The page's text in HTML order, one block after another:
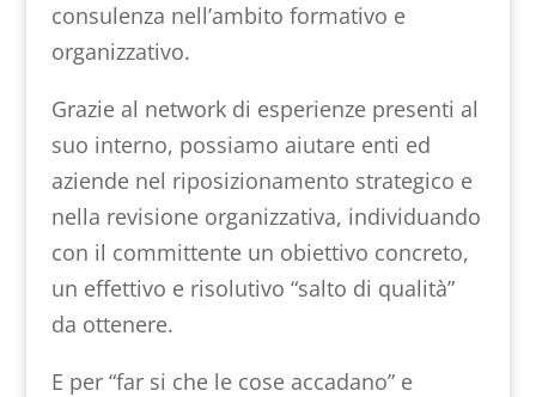
consulenza nell’ambito formativo e
organizzativo.
Grazie al network di esperienze presenti al
suo interno, possiamo aiutare enti ed
aziende nel riposizionamento strategico e
nella revisione organizzativa, individuando
con il committente un obiettivo concreto,
un effettivo e risolutivo “salto di qualità”
da ottenere.
E per “far si che le cose accadano” e